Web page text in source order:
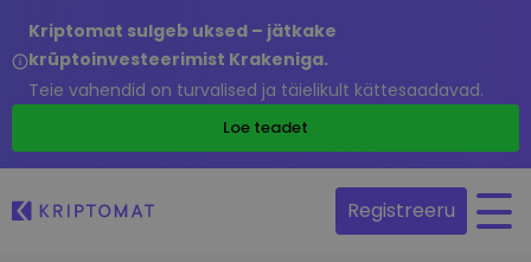
Kriptomat sulgeb uksed – jätkake
krüptoinvesteerimist Krakeniga.
Teie vahendid on turvalised ja täielikult kättesaadavad.
Loe teadet
Registreeru